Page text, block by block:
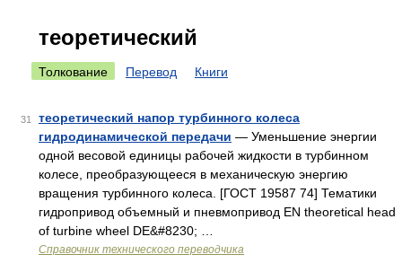
теоретический
Толкование Перевод Книги
31
теоретический напор турбинного колеса
гидродинамической передачи — Уменьшение энергии
одной весовой единицы рабочей жидкости в турбинном
колесе, преобразующееся в механическую энергию
вращения турбинного колеса. [ГОСТ 19587 74] Тематики
гидропривод объемный и пневмопривод EN theoretical head
of turbine wheel DE&#8230; …
Справочник технического переводчика